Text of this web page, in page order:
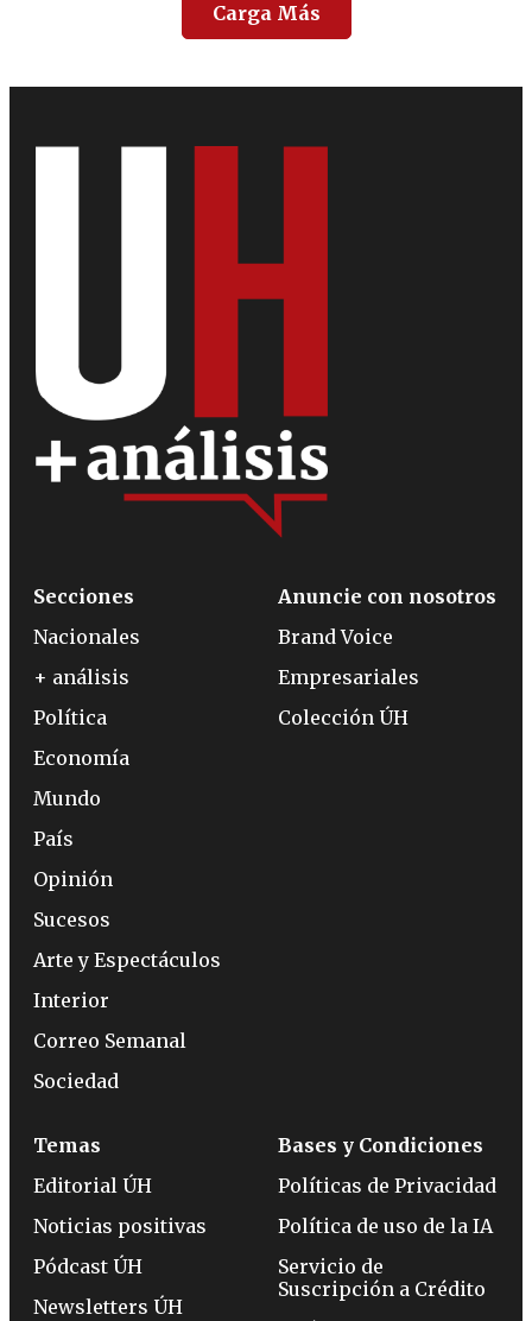
Carga Más
Secciones
Nacionales
+ análisis
Política
Economía
Mundo
País
Opinión
Sucesos
Arte y Espectáculos
Interior
Correo Semanal
Sociedad
Anuncie con nosotros
Brand Voice
Empresariales
Colección ÚH
Temas
Editorial ÚH
Noticias positivas
Pódcast ÚH
Newsletters ÚH
Bases y Condiciones
Políticas de Privacidad
Política de uso de la IA
Servicio de
Suscripción a Crédito